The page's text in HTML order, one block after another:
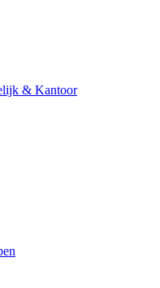
& Kantoor